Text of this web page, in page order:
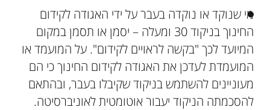
מי שנוקד או נוקדה בעבר על ידי האגודה לקידום
החינוך בניקוד 30 ומעלה – יסמן או תסמן במקום
המיועד לכך "בקשה לראויים לקידום". על המועמד או
המועמדת לעדכן את האגודה לקידום החינוך כי הם
מעוניינים להשתמש בניקוד שקיבלו בעבר, ובהתאם
להסכמתה הניקוד יעבור אוטומטית לאוניברסיטה.